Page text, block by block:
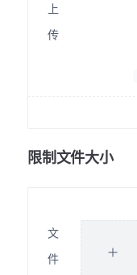
上
传
限制文件大小
文
件